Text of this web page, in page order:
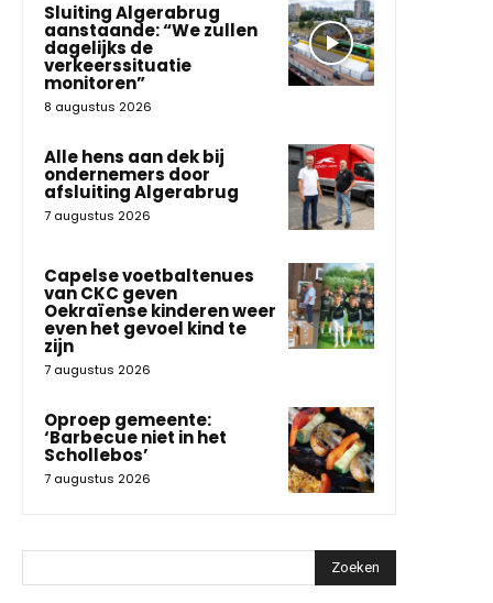
Sluiting Algerabrug
aanstaande: “We zullen
dagelijks de
verkeerssituatie
monitoren”
8 augustus 2026
Alle hens aan dek bij
ondernemers door
afsluiting Algerabrug
7 augustus 2026
Capelse voetbaltenues
van CKC geven
Oekraïense kinderen weer
even het gevoel kind te
zijn
7 augustus 2026
Oproep gemeente:
‘Barbecue niet in het
Schollebos’
7 augustus 2026
Zoeken